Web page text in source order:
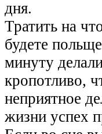
дня.
Тратить на
будете
минуту
кропотливо,
неприятное
жизни успех